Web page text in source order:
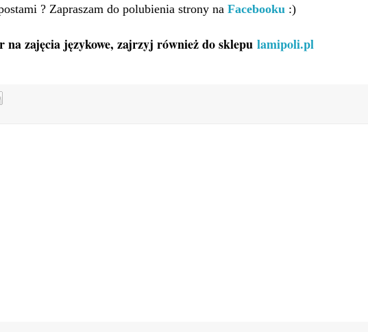
? Zapraszam do polubienia strony na Facebooku :)
na zajęcia językowe, zajrzyj również do sklepu lamipoli.pl